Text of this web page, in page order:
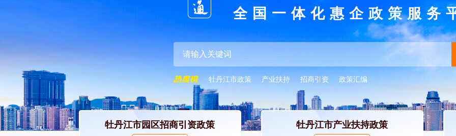
全国一体化惠企政策服务
牡丹江市政策 产业扶持 招商引资 政策汇编
牡丹江市园区招商引资政策 牡丹江市产业扶持政策